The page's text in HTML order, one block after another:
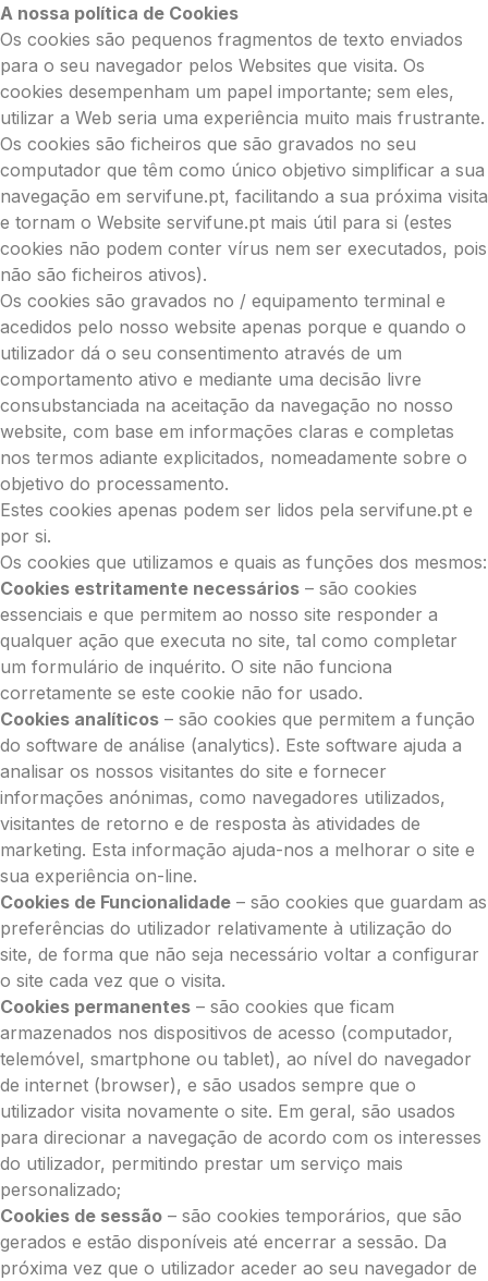
A nossa política de Cookies
Os cookies são pequenos fragmentos de texto enviados
para o seu navegador pelos Websites que visita. Os
cookies desempenham um papel importante; sem eles,
utilizar a Web seria uma experiência muito mais frustrante.
Os cookies são ficheiros que são gravados no seu
computador que têm como único objetivo simplificar a sua
navegação em servifune.pt, facilitando a sua próxima visita
e tornam o Website servifune.pt mais útil para si (estes
cookies não podem conter vírus nem ser executados, pois
não são ficheiros ativos).
Os cookies são gravados no / equipamento terminal e
acedidos pelo nosso website apenas porque e quando o
utilizador dá o seu consentimento através de um
comportamento ativo e mediante uma decisão livre
consubstanciada na aceitação da navegação no nosso
website, com base em informações claras e completas
nos termos adiante explicitados, nomeadamente sobre o
objetivo do processamento.
Estes cookies apenas podem ser lidos pela servifune.pt e
por si.
Os cookies que utilizamos e quais as funções dos mesmos:
Cookies estritamente necessários – são cookies
essenciais e que permitem ao nosso site responder a
qualquer ação que executa no site, tal como completar
um formulário de inquérito. O site não funciona
corretamente se este cookie não for usado.
Cookies analíticos – são cookies que permitem a função
do software de análise (analytics). Este software ajuda a
analisar os nossos visitantes do site e fornecer
informações anónimas, como navegadores utilizados,
visitantes de retorno e de resposta às atividades de
marketing. Esta informação ajuda-nos a melhorar o site e
sua experiência on-line.
Cookies de Funcionalidade – são cookies que guardam as
preferências do utilizador relativamente à utilização do
site, de forma que não seja necessário voltar a configurar
o site cada vez que o visita.
Cookies permanentes – são cookies que ficam
armazenados nos dispositivos de acesso (computador,
telemóvel, smartphone ou tablet), ao nível do navegador
de internet (browser), e são usados sempre que o
utilizador visita novamente o site. Em geral, são usados
para direcionar a navegação de acordo com os interesses
do utilizador, permitindo prestar um serviço mais
personalizado;
Cookies de sessão – são cookies temporários, que são
gerados e estão disponíveis até encerrar a sessão. Da
próxima vez que o utilizador aceder ao seu navegador de